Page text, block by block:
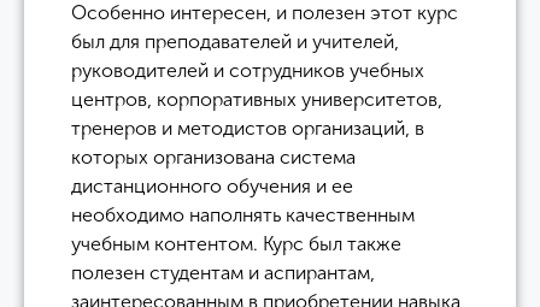
Особенно интересен, и полезен этот курс
был для преподавателей и учителей,
руководителей и сотрудников учебных
центров, корпоративных университетов,
тренеров и методистов организаций, в
которых организована система
дистанционного обучения и ее
необходимо наполнять качественным
учебным контентом. Курс был также
полезен студентам и аспирантам,
заинтересованным в приобретении навыка